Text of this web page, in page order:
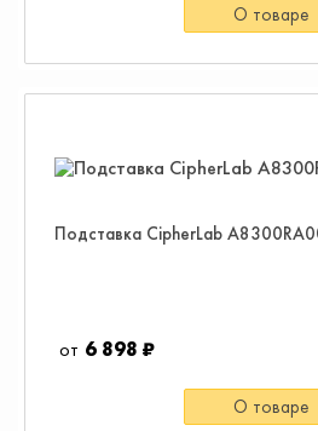
О товаре
Подставка CipherLab
6 898 ₽
О товаре